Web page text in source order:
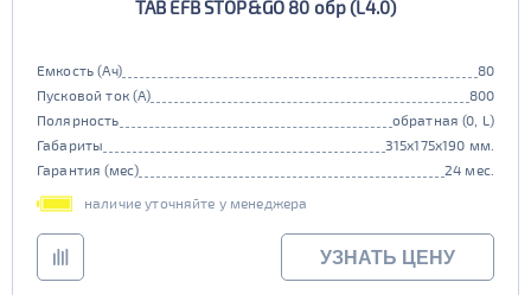
TAB EFB STOP&GO 80 обр (L4.0)
Емкость (Ач)
80
Пусковой ток (А)
800
Полярность
обратная (0, L)
Габариты
315x175x190 мм.
Гарантия (мес)
24 мес.
наличие уточняйте у менеджера
УЗНАТЬ ЦЕНУ